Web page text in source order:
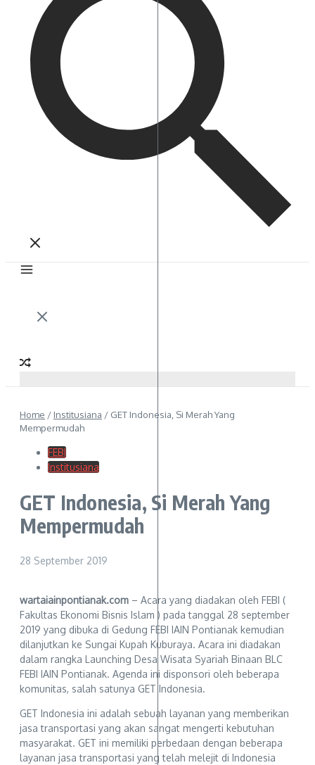
Home / Institusiana / GET Indonesia, Si Merah Yang
Mempermudah
FEBI
Institusiana
GET Indonesia, Si Merah Yang
Mempermudah
28 September 2019
wartaiainpontianak.com – Acara yang diadakan oleh FEBI (
Fakultas Ekonomi Bisnis Islam ) pada tanggal 28 september
2019 yang dibuka di Gedung FEBI IAIN Pontianak kemudian
dilanjutkan ke Sungai Kupah Kuburaya. Acara ini diadakan
dalam rangka Launching Desa Wisata Syariah Binaan BLC
FEBI IAIN Pontianak. Agenda ini disponsori oleh beberapa
komunitas, salah satunya GET Indonesia.
GET Indonesia ini adalah sebuah layanan yang memberikan
jasa transportasi yang akan sangat mengerti kebutuhan
masyarakat. GET ini memiliki perbedaan dengan beberapa
layanan jasa transportasi yang telah melejit di Indonesia